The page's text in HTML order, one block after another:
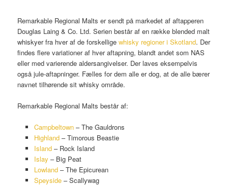
Remarkable Regional Malts er sendt på markedet af aftapperen
Douglas Laing & Co. Ltd. Serien består af en række blended malt
whiskyer fra hver af de forskelligewhisky regioner i Skotland. Der
findes flere variationer af hver aftapning, blandt andet som NAS
eller med varierende aldersangivelser. Der laves eksempelvis
også jule-aftapninger. Fælles for dem alle er dog, at de alle bærer
navnet tilhørende sit whisky område.
Remarkable Regional Malts består af:
Campbeltown– The Gauldrons
Highland– Timorous Beastie
Island– Rock Island
Islay – Big Peat
Lowland– The Epicurean
Speyside– Scallywag